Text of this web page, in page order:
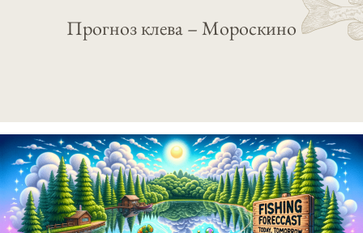
Прогноз клева – Мороскино